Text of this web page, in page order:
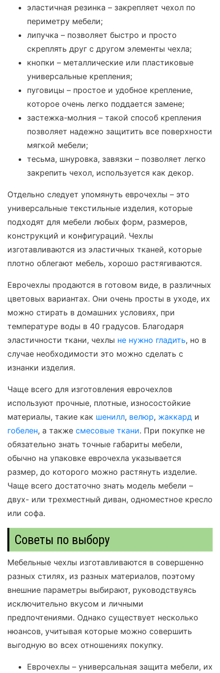
эластичная резинка – закрепляет чехол по
периметру мебели;
липучка – позволяет быстро и просто
скреплять друг с другом элементы чехла;
кнопки – металлические или пластиковые
универсальные крепления;
пуговицы – простое и удобное крепление,
которое очень легко поддается замене;
застежка-молния – такой способ крепления
позволяет надежно защитить все поверхности
мягкой мебели;
тесьма, шнуровка, завязки – позволяет легко
закрепить чехол, используется как декор.
Отдельно следует упомянуть еврочехлы – это
универсальные текстильные изделия, которые
подходят для мебели любых форм, размеров,
конструкций и конфигураций. Чехлы
изготавливаются из эластичных тканей, которые
плотно облегают мебель, хорошо растягиваются.
Еврочехлы продаются в готовом виде, в различных
цветовых вариантах. Они очень просты в уходе, их
можно стирать в домашних условиях, при
температуре воды в 40 градусов. Благодаря
эластичности ткани, чехлы не нужно гладить, но в
случае необходимости это можно сделать с
изнанки изделия.
Чаще всего для изготовления еврочехлов
используют прочные, плотные, износостойкие
материалы, такие как шенилл, велюр, жаккард и
гобелен, а также смесовые ткани. При покупке не
обязательно знать точные габариты мебели,
обычно на упаковке еврочехла указывается
размер, до которого можно растянуть изделие.
Чаще всего достаточно знать модель мебели –
двух- или трехместный диван, одноместное кресло
или софа.
Советы по выбору
Мебельные чехлы изготавливаются в совершенно
разных стилях, из разных материалов, поэтому
внешние параметры выбирают, руководствуясь
исключительно вкусом и личными
предпочтениями. Однако существует несколько
нюансов, учитывая которые можно совершить
выгодную во всех отношениях покупку.
Еврочехлы – универсальная защита мебели, их